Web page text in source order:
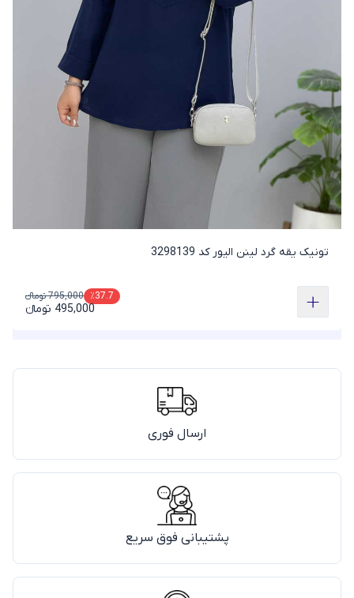
تونیک یقه گرد لینن الیور کد 3298139
٪37.7 795,000 تومانء
495,000 تومانء
ارسال فوری
پشتیبانی فوق سریع